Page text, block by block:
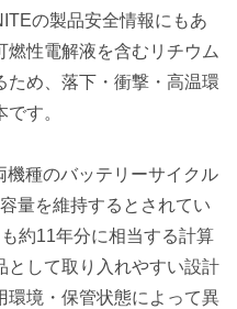
の製品安全情報にもあ
燃性電解液を含むリチウム
ため、落下・衝撃・高温環
す。
種のバッテリーサイクル
量を維持するとされてい
約11年分に相当する計算
として取り入れやすい設計
環境・保管状態によって異